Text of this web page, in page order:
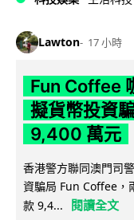
Lawton 17 小時
Fun Coffee
擬貨幣投資
9,400 萬元
香港警方聯同澳門司
資騙局 Fun Coffee，
款 9,4...
閱讀全文